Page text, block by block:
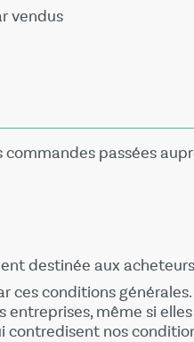
vendus
passées
destinée aux
ces conditions
même si
nos